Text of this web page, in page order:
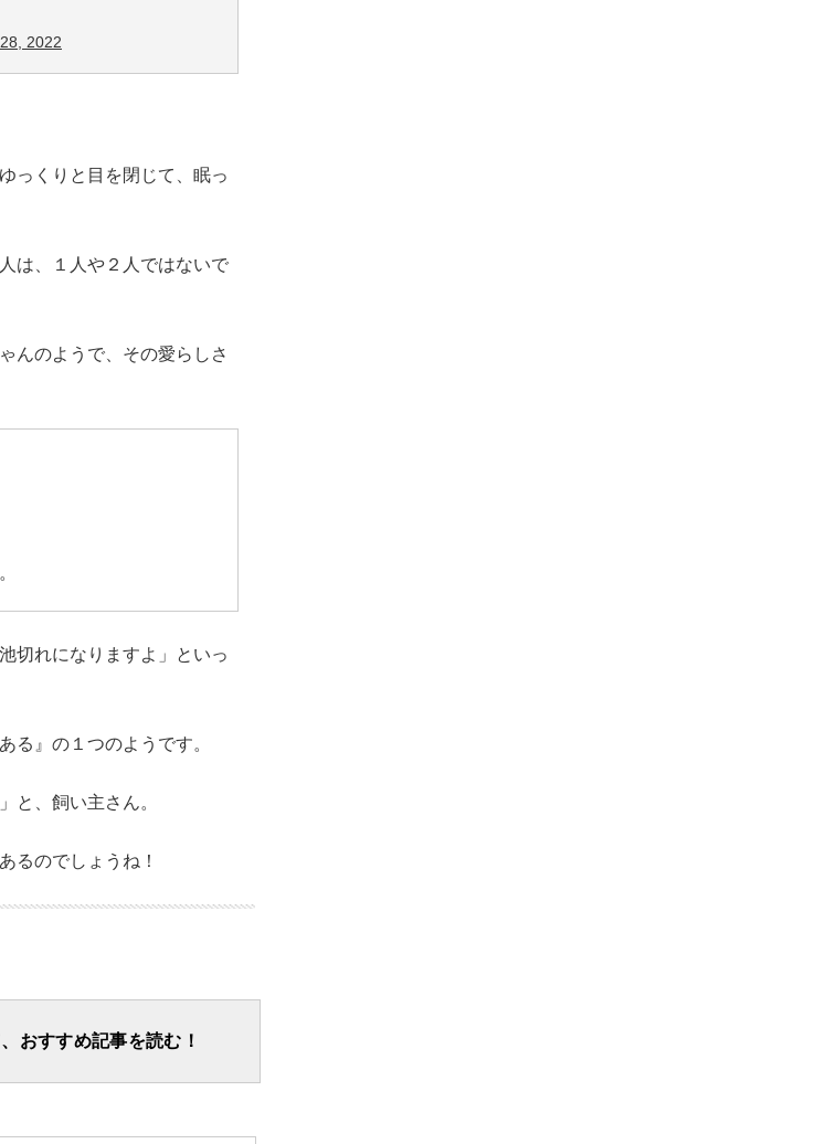
2022
っくりと目を閉じて、眠っ
は、１人や２人ではないで
んのようで、その愛らしさ
切れになりますよ」といっ
る』の１つのようです。
と、飼い主さん。
るのでしょうね！
おすすめ記事を読む！